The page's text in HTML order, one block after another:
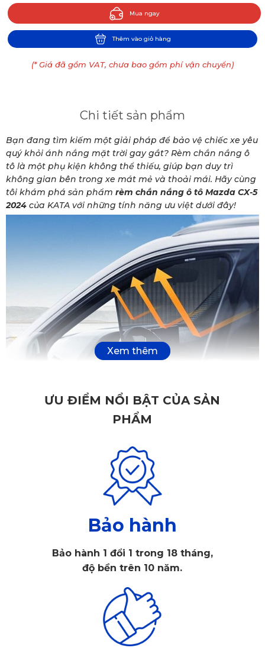
Mua ngay
Thêm vào giỏ hàng
(* Giá đã gồm VAT, chưa bao gồm phí vận chuyển)
Chi tiết sản phẩm
Bạn đang tìm kiếm một giải pháp để bảo vệ chiếc xe yêu
quý khỏi ánh nắng mặt trời gay gắt? Rèm chắn nắng ô
tô là một phụ kiện không thể thiếu, giúp bạn duy trì
không gian bên trong xe mát mẻ và thoải mái. Hãy cùng
tôi khám phá sản phẩm rèm chắn nắng ô tô Mazda CX-5
2024 của KATA với những tính năng ưu việt dưới đây!
Nên lắp sản phẩm rèm che nắng cho ô tô ngay hôm nay
Thông số kỹ thuật của rèm che nắng
ô tô Mazda CX-5 2024
Dưới đây là thông tin chi tiết bộ rèm che nắng ô tô
nắng mặt trời gay gắt của mùa hè.
​Thành phần: 4 tấm rèm và miếng dán giữ rèm
Tính năng: Che nắng cho xe ô tô
ƯU ĐIỂM NỔI BẬT CỦA SẢN
PHẨM
Bảo hành
Bảo hành 1 đổi 1 trong 18 tháng,
độ bền trên 10 năm.